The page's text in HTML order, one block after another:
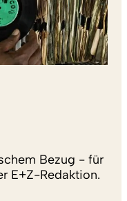
Bezug - für
E+Z-Redaktion.